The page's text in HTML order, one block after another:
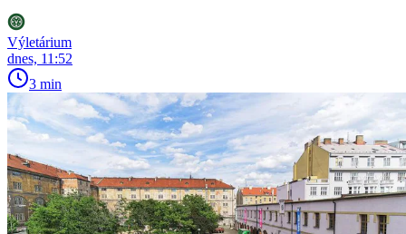
Výletárium
dnes, 11:52
3 min